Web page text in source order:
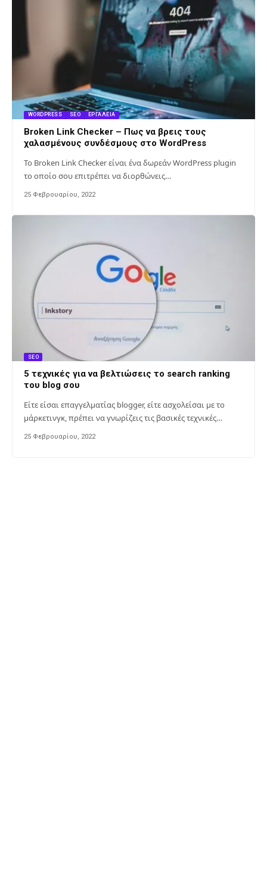
WORDPRESS SEO ΕΡΓΑΛΕΊΑ
Broken Link Checker – Πως να βρεις τους
χαλασμένους συνδέσμους στο WordPress
Το Broken Link Checker είναι ένα δωρεάν WordPress plugin
το οποίο σου επιτρέπει να διορθώνεις…
25 Φεβρουαρίου, 2022
SEO
5 τεχνικές για να βελτιώσεις το search ranking
του blog σου
Είτε είσαι επαγγελματίας blogger, είτε ασχολείσαι με το
μάρκετινγκ, πρέπει να γνωρίζεις τις βασικές τεχνικές…
25 Φεβρουαρίου, 2022